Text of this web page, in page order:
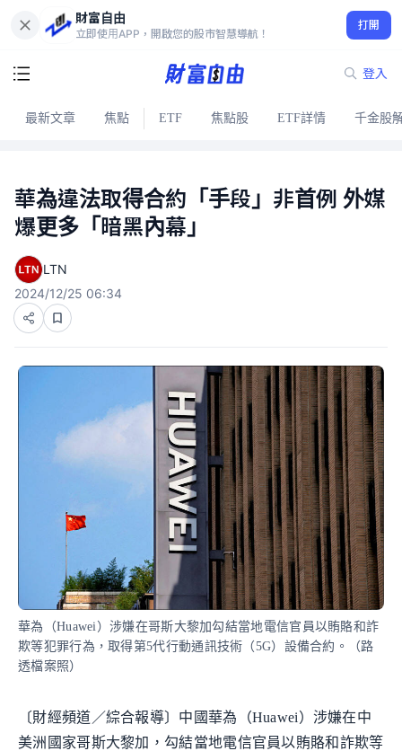
財富自由
立即使用APP，開啟您的股市智慧導航！
打開
登入
最新文章 焦點 ETF 焦點股 ETF詳情 千金股
華為違法取得合約「手段」非首例 外媒
爆更多「暗黑內幕」
LTN
2024/12/25 06:34
華為（Huawei）涉嫌在哥斯大黎加勾結當地電信官員以賄賂和詐
欺等犯罪行為，取得第5代行動通訊技術（5G）設備合約。（路
透檔案照）
〔財經頻道／綜合報導〕中國華為（Huawei）涉嫌在中
美洲國家哥斯大黎加，勾結當地電信官員以賄賂和詐欺等